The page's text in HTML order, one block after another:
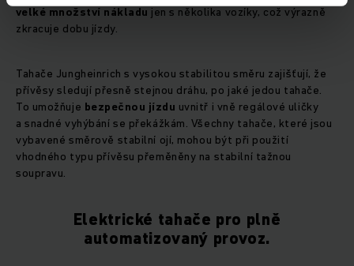
velké množství nákladu jen s několika vozíky, což výrazně
zkracuje dobu jízdy.
Tahače Jungheinrich s vysokou stabilitou směru zajišťují, že
přívěsy sledují přesně stejnou dráhu, po jaké jedou tahače.
To umožňuje bezpečnou jízdu uvnitř i vně regálové uličky
a snadné vyhýbání se překážkám. Všechny tahače, které jsou
vybavené směrově stabilní ojí, mohou být při použití
vhodného typu přívěsu přeměněny na stabilní tažnou
soupravu.
Elektrické tahače pro plně
automatizovaný provoz.